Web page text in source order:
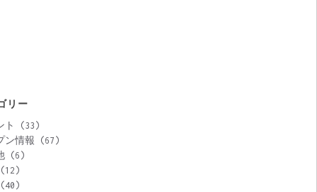
リー
ト
(33)
ン情報 (67)
(6)
(12)
(40)